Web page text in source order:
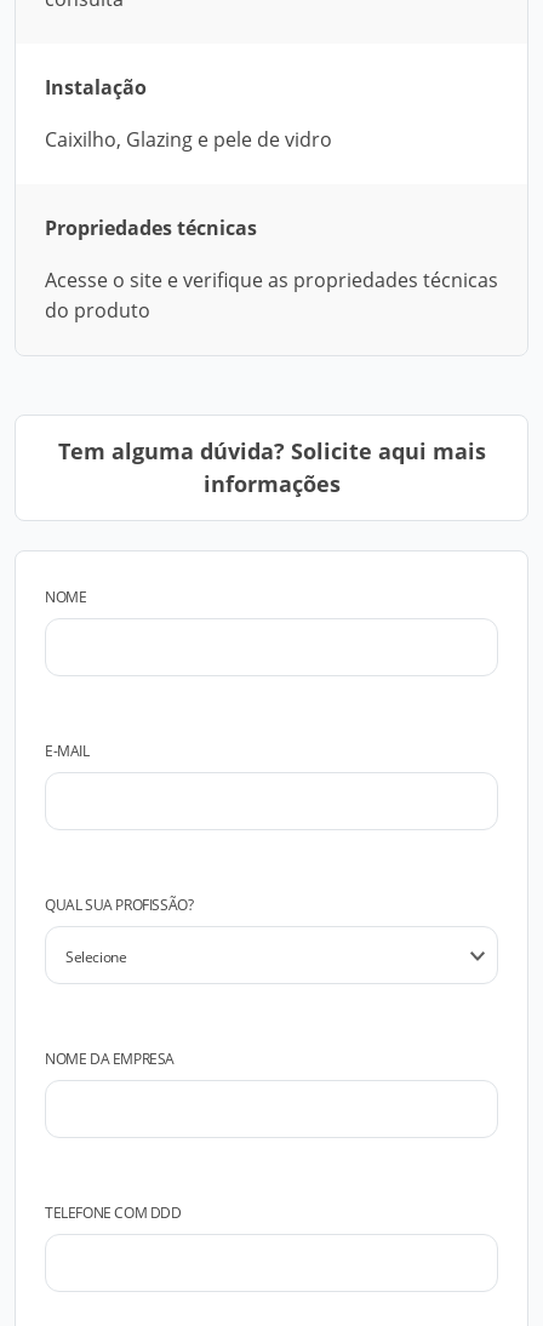
Instalação
Caixilho, Glazing e pele de vidro
Propriedades técnicas
Acesse o site e verifique as propriedades técnicas
do produto
Tem alguma dúvida? Solicite aqui mais
informações
NOME
E-MAIL
QUAL SUA PROFISSÃO?
NOME DA EMPRESA
TELEFONE COM DDD